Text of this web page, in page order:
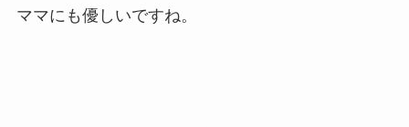
ママにも優しいですね。